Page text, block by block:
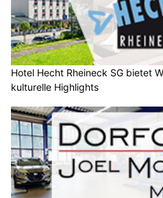
Hotel Hecht Rheineck SG bietet
kulturelle Highlights